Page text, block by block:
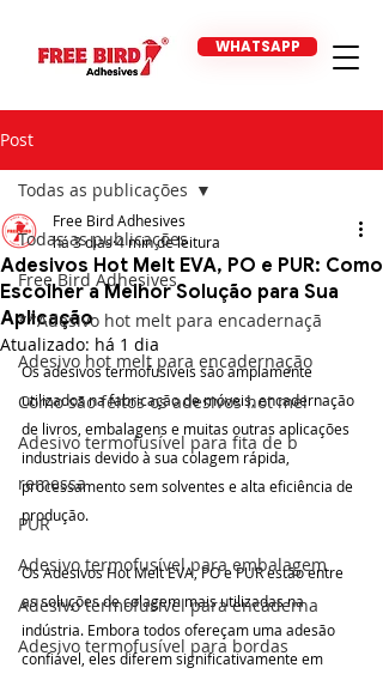
WHATSAPP
Post
Todas as publicações
Free Bird Adhesives
**Adesivo hot melt para encadernaçã
Adesivo hot melt para encadernação
Como são feitos os adesivos hot mel
Adesivo termofusível para fita de b
remessa
PUR
Adesivo termofusível para embalagem
Adesivo termofusível para encaderna
Adesivo termofusível para bordas
Todas as publicações
Adesivos Hot Melt EVA, PO e PUR: Como
Escolher a Melhor Solução para Sua
Aplicação
Free Bird Adhesives
há 3 dias4 min de leitura
Atualizado: há 1 dia
Os adesivos termofusíveis são amplamente
utilizados na fabricação de móveis, encadernação
de livros, embalagens e muitas outras aplicações
industriais devido à sua colagem rápida,
processamento sem solventes e alta eficiência de
produção.
Os Adesivos Hot Melt EVA, PO e PUR estão entre
as soluções de colagem mais utilizadas na
indústria. Embora todos ofereçam uma adesão
confiável, eles diferem significativamente em